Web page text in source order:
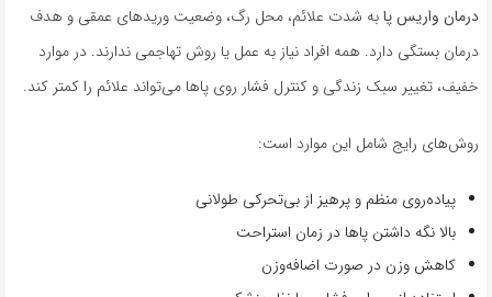
درمان واریس پابه شدت علائم، محل رگ، وضعیت وریدهای عمقی و هدف
درمان بستگی دارد. همه افراد نیاز به عمل یا روش تهاجمی ندارند. در موارد
خفیف، تغییر سبک زندگی و کنترل فشار روی پاها می‌تواند علائم را کمتر کند.
روش‌های رایج شامل این موارد است:
پیاده‌روی منظم و پرهیز از بی‌تحرکی طولانی
بالا نگه داشتن پاها در زمان استراحت
کاهش وزن در صورت اضافه‌وزن